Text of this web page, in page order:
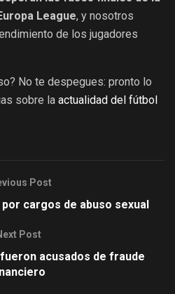
League, y nosotros
de los jugadores
No te despegues: pronto lo
sobre la actualidad del fútbol
Post
cargos de abuso sexual
Post
acusados de fraude